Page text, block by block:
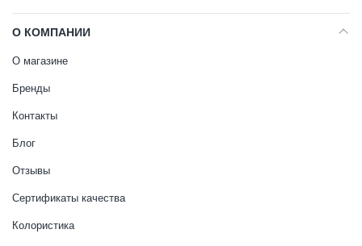
О КОМПАНИИ
О магазине
Бренды
Контакты
Блог
Отзывы
Сертификаты качества
Колористика